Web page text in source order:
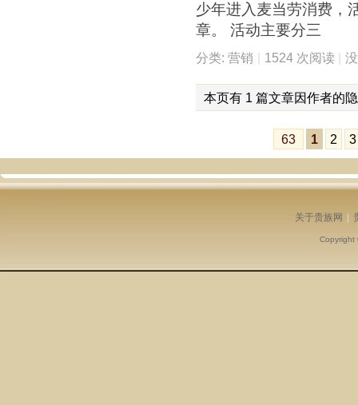
少年进入麦当劳消费
章。 活动主要分三
分类: 营销 | 1524 次阅读 |
本页有 1 篇文章因作者的
63 1 2 3
关于贵族网